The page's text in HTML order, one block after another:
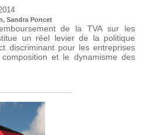
Sandra Poncet
de la TVA sur les
un réel levier de la politique
discriminant pour les entreprises
et le dynamisme des